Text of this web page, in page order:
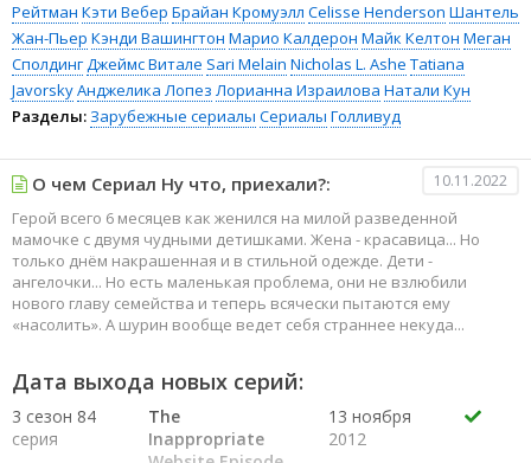
Рейтман Кэти Вебер Брайан Кромуэлл Celisse Henderson Шантель
Жан-Пьер Кэнди Вашингтон Марио Калдерон Майк Келтон Меган
СполдингДжеймс Витале Sari Melain Nicholas L. Ashe Tatiana
JavorskyАнджелика Лопез Лорианна Израилова Натали Кун
Разделы: Зарубежные сериалы Сериалы Голливуд
О чем Сериал Ну что, приехали?: 10.11.2022
Герой всего 6 месяцев как женился на милой разведенной
мамочке с двумя чудными детишками. Жена - красавица... Но
только днём накрашенная и в стильной одежде. Дети -
ангелочки... Но есть маленькая проблема, они не взлюбили
нового главу семейства и теперь всячески пытаются ему
«насолить». А шурин вообще ведет себя страннее некуда...
Дата выхода новых серий:
3 сезон 84
серия
The
Inappropriate
13 ноября
2012